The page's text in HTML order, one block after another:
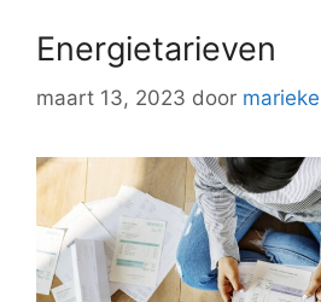
Energietarieven
maart 13, 2023 door marieke